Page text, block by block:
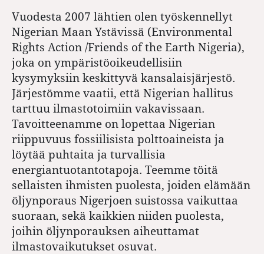
Vuodesta 2007 lähtien olen työskennellyt
Nigerian Maan Ystävissä (Environmental
Rights Action /Friends of the Earth Nigeria),
joka on ympäristöoikeudellisiin
kysymyksiin keskittyvä kansalaisjärjestö.
Järjestömme vaatii, että Nigerian hallitus
tarttuu ilmastotoimiin vakavissaan.
Tavoitteenamme on lopettaa Nigerian
riippuvuus fossiilisista polttoaineista ja
löytää puhtaita ja turvallisia
energiantuotantotapoja. Teemme töitä
sellaisten ihmisten puolesta, joiden elämään
öljynporaus Nigerjoen suistossa vaikuttaa
suoraan, sekä kaikkien niiden puolesta,
joihin öljynporauksen aiheuttamat
ilmastovaikutukset osuvat.